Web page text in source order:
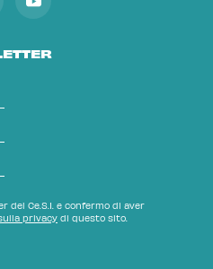
del Ce.S.I. e confermo di aver
privacy di questo sito.